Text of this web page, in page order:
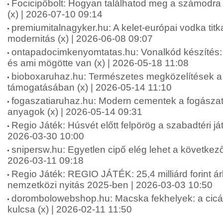
Focicipőbolt: Hogyan találhatod meg a
(x) | 2026-07-10 09:14
premiumitalnagyker.hu: A kelet-európai vodka
modernitás (x) | 2026-06-08 09:07
ontapadocimkenyomtatas.hu: Vonalkód
és ami mögötte van (x) | 2026-05-18 11:08
bioboxaruhaz.hu: Természetes megközelítések
támogatásában (x) | 2026-05-14 11:10
fogaszatiaruhaz.hu: Modern cementek a
anyagok (x) | 2026-05-14 09:31
Regio Játék: Húsvét előtt felpörög a szabadtéri
2026-03-30 10:00
snipersw.hu: Egyetlen cipő elég lehet a
2026-03-11 09:18
Regio Játék: REGIO JÁTÉK: 25,4 milliárd forint
nemzetközi nyitás 2025-ben | 2026-03-03 10:50
dorombolowebshop.hu: Macska fekhelyek: a
kulcsa (x) | 2026-02-11 11:50